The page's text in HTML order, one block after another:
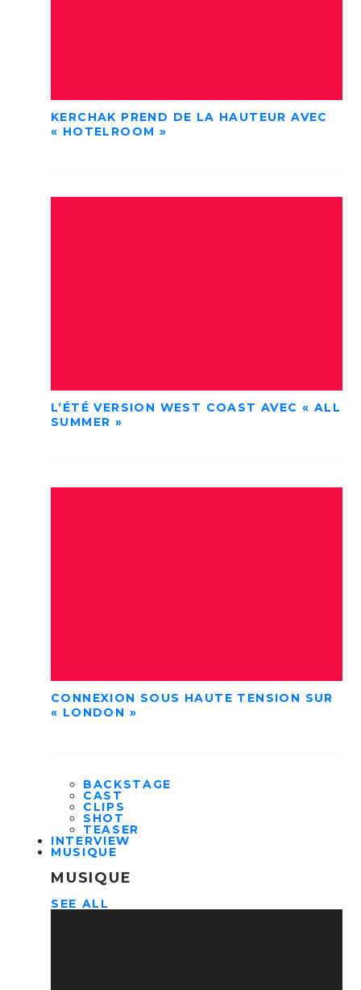
KERCHAK PREND DE LA HAUTEUR AVEC
« HOTELROOM »
L’ÉTÉ VERSION WEST COAST AVEC « ALL
SUMMER »
CONNEXION SOUS HAUTE TENSION SUR
« LONDON »
BACKSTAGE
CAST
CLIPS
SHOT
TEASER
INTERVIEW
MUSIQUE
MUSIQUE
SEE ALL